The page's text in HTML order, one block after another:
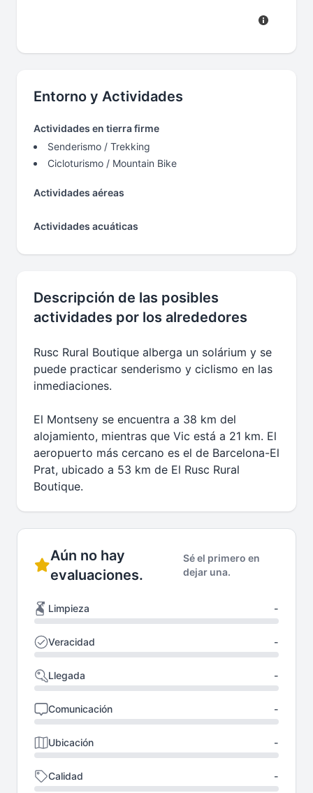
Entorno y Actividades
Actividades en tierra firme
Senderismo / Trekking
Cicloturismo / Mountain Bike
Actividades aéreas
Actividades acuáticas
Descripción de las posibles
actividades por los alrededores
Rusc Rural Boutique alberga un solárium y se
puede practicar senderismo y ciclismo en las
inmediaciones.
El Montseny se encuentra a 38 km del
alojamiento, mientras que Vic está a 21 km. El
aeropuerto más cercano es el de Barcelona-El
Prat, ubicado a 53 km de El Rusc Rural
Boutique.
Aún no hay
evaluaciones.
Sé el primero en
dejar una.
Limpieza -
Veracidad -
Llegada -
Comunicación -
Ubicación -
Calidad -